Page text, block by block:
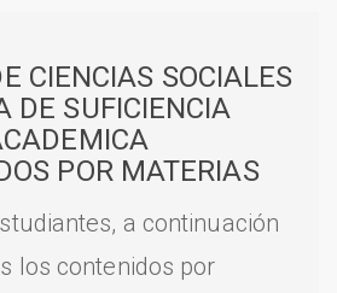
CIENCIAS SOCIALES
DE SUFICIENCIA
POR MATERIAS
a continuación
los contenidos por